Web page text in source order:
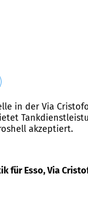
in der Via
akzeptiert.
für Esso, Via